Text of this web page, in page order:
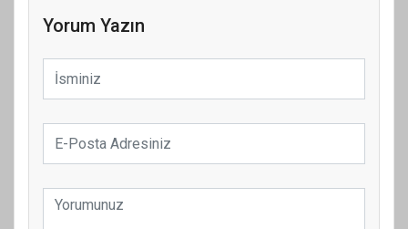
Yorum Yazın